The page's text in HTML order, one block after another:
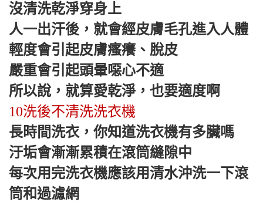
沒清洗乾淨穿身上
人一出汗後，就會經皮膚毛孔進入人體
輕度會引起皮膚瘙癢、脫皮
嚴重會引起頭暈噁心不適
所以說，就算愛乾淨，也要適度啊
10洗後不清洗洗衣機
長時間洗衣，你知道洗衣機有多臟嗎
汙垢會漸漸累積在滾筒縫隙中
每次用完洗衣機應該用清水沖洗一下滾
筒和過濾網